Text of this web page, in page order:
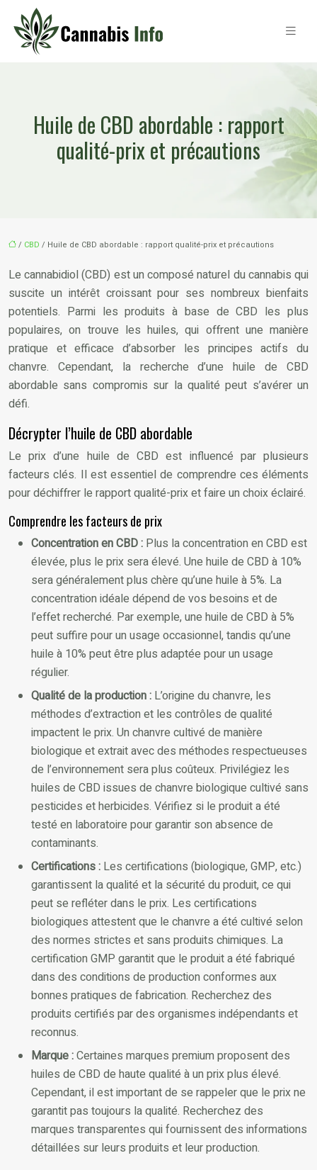
Huile de CBD abordable : rapport
qualité-prix et précautions
/ CBD / Huile de CBD abordable : rapport qualité-prix et précautions
Le cannabidiol (CBD) est un composé naturel du cannabis qui
suscite un intérêt croissant pour ses nombreux bienfaits
potentiels. Parmi les produits à base de CBD les plus
populaires, on trouve les huiles, qui offrent une manière
pratique et efficace d’absorber les principes actifs du
chanvre. Cependant, la recherche d’une huile de CBD
abordable sans compromis sur la qualité peut s’avérer un
défi.
Décrypter l’huile de CBD abordable
Le prix d’une huile de CBD est influencé par plusieurs
facteurs clés. Il est essentiel de comprendre ces éléments
pour déchiffrer le rapport qualité-prix et faire un choix éclairé.
Comprendre les facteurs de prix
Concentration en CBD : Plus la concentration en CBD est
élevée, plus le prix sera élevé. Une huile de CBD à 10%
sera généralement plus chère qu’une huile à 5%. La
concentration idéale dépend de vos besoins et de
l’effet recherché. Par exemple, une huile de CBD à 5%
peut suffire pour un usage occasionnel, tandis qu’une
huile à 10% peut être plus adaptée pour un usage
régulier.
Qualité de la production : L’origine du chanvre, les
méthodes d’extraction et les contrôles de qualité
impactent le prix. Un chanvre cultivé de manière
biologique et extrait avec des méthodes respectueuses
de l’environnement sera plus coûteux. Privilégiez les
huiles de CBD issues de chanvre biologique cultivé sans
pesticides et herbicides. Vérifiez si le produit a été
testé en laboratoire pour garantir son absence de
contaminants.
Certifications : Les certifications (biologique, GMP, etc.)
garantissent la qualité et la sécurité du produit, ce qui
peut se refléter dans le prix. Les certifications
biologiques attestent que le chanvre a été cultivé selon
des normes strictes et sans produits chimiques. La
certification GMP garantit que le produit a été fabriqué
dans des conditions de production conformes aux
bonnes pratiques de fabrication. Recherchez des
produits certifiés par des organismes indépendants et
reconnus.
Marque :Certaines marques premium proposent des
huiles de CBD de haute qualité à un prix plus élevé.
Cependant, il est important de se rappeler que le prix ne
garantit pas toujours la qualité. Recherchez des
marques transparentes qui fournissent des informations
détaillées sur leurs produits et leur production.